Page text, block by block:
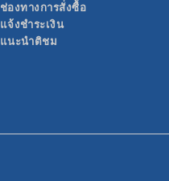
ช่องทางการสั่งซื้อ
แจ้งชำระเงิน
แนะนำติชม